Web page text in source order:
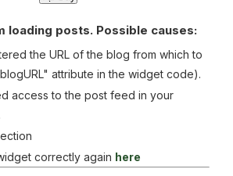
loading posts. Possible causes:
the URL of the blog from which to
attribute in the widget code).
access to the post feed in your
correctly again here